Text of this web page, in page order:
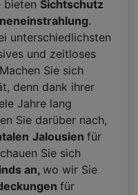
bieten Sichtschutz
.
unterschiedlichsten
und zeitloses
Sie sich
denn dank ihrer
Jahre lang
Sie darüber nach,
Jalousien für
Sie sich
an, wo wir Sie
für